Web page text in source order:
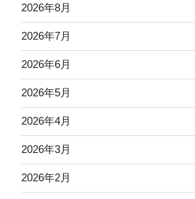
2026年8月
2026年7月
2026年6月
2026年5月
2026年4月
2026年3月
2026年2月